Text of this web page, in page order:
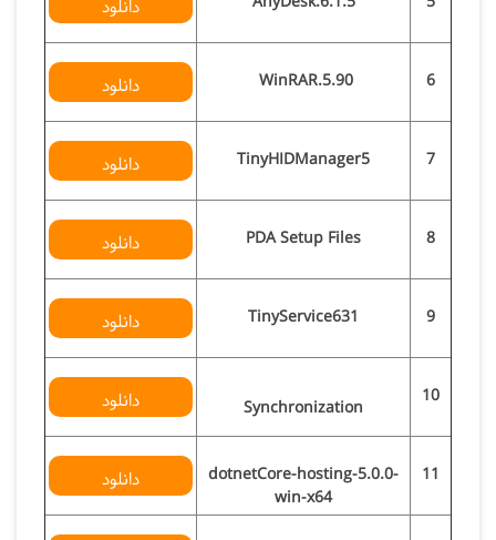
دانلود
6
WinRAR.5.90 دانلود
7
TinyHIDManager5 دانلود
8
PDA Setup Files دانلود
9
TinyService631 دانلود
10
Synchronization دانلود
11
dotnetCore-hosting-5.0.0-
win-x64
دانلود